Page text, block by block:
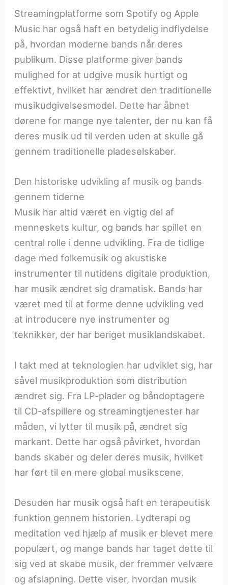
Streamingplatforme som Spotify og Apple
Music har også haft en betydelig indflydelse
på, hvordan moderne bands når deres
publikum. Disse platforme giver bands
mulighed for at udgive musik hurtigt og
effektivt, hvilket har ændret den traditionelle
musikudgivelsesmodel. Dette har åbnet
dørene for mange nye talenter, der nu kan få
deres musik ud til verden uden at skulle gå
gennem traditionelle pladeselskaber.
Den historiske udvikling af musik og bands
gennem tiderne
Musik har altid været en vigtig del af
menneskets kultur, og bands har spillet en
central rolle i denne udvikling. Fra de tidlige
dage med folkemusik og akustiske
instrumenter til nutidens digitale produktion,
har musik ændret sig dramatisk. Bands har
været med til at forme denne udvikling ved
at introducere nye instrumenter og
teknikker, der har beriget musiklandskabet.
I takt med at teknologien har udviklet sig, har
såvel musikproduktion som distribution
ændret sig. Fra LP-plader og båndoptagere
til CD-afspillere og streamingtjenester har
måden, vi lytter til musik på, ændret sig
markant. Dette har også påvirket, hvordan
bands skaber og deler deres musik, hvilket
har ført til en mere global musikscene.
Desuden har musik også haft en terapeutisk
funktion gennem historien. Lydterapi og
meditation ved hjælp af musik er blevet mere
populært, og mange bands har taget dette til
sig ved at skabe musik, der fremmer velvære
og afslapning. Dette viser, hvordan musik